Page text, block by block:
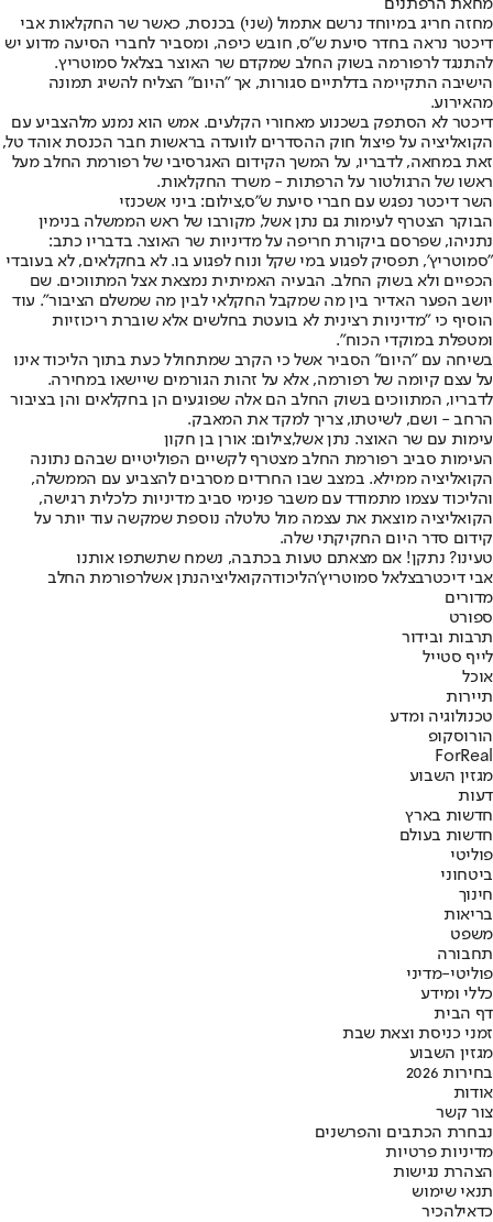
מחאת הרפתנים
מחזה חריג במיוחד נרשם אתמול (שני) בכנסת, כאשר שר החקלאות אבי
דיכטר נראה בחדר סיעת ש"ס, חובש כיפה, ומסביר לחברי הסיעה מדוע יש
להתנגד לרפורמה בשוק החלב שמקדם שר האוצר בצלאל סמוטריץ.
הישיבה התקיימה בדלתיים סגורות, אך "היום" הצליח להשיג תמונה
מהאירוע.
דיכטר לא הסתפק בשכנוע מאחורי הקלעים. אמש הוא נמנע מלהצביע עם
הקואליציה על פיצול חוק ההסדרים לוועדה בראשות חבר הכנסת אוהד טל,
זאת במחאה, לדבריו, על המשך הקידום האגרסיבי של רפורמת החלב מעל
ראשו של הרגולטור על הרפתות - משרד החקלאות.
השר דיכטר נפגש עם חברי סיעת ש"ס,צילום: ביני אשכנזי
הבוקר הצטרף לעימות גם נתן אשל, מקורבו של ראש הממשלה בנימין
נתניהו, שפרסם ביקורת חריפה על מדיניות שר האוצר. בדבריו כתב:
"סמוטריץ', תפסיק לפגוע במי שקל ונוח לפגוע בו. לא בחקלאים, לא בעובדי
הכפיים ולא בשוק החלב. הבעיה האמיתית נמצאת אצל המתווכים. שם
יושב הפער האדיר בין מה שמקבל החקלאי לבין מה שמשלם הציבור". עוד
הוסיף כי "מדיניות רצינית לא בועטת בחלשים אלא שוברת ריכוזיות
ומטפלת במוקדי הכוח".
בשיחה עם ״היום״ הסביר אשל כי הקרב שמתחולל כעת בתוך הליכוד אינו
על עצם קיומה של רפורמה, אלא על זהות הגורמים שיישאו במחירה.
לדבריו, המתווכים בשוק החלב הם אלה שפוגעים הן בחקלאים והן בציבור
הרחב - ושם, לשיטתו, צריך למקד את המאבק.
עימות עם שר האוצר. נתן אשל,צילום: אורן בן חקון
העימות סביב רפורמת החלב מצטרף לקשיים הפוליטיים שבהם נתונה
הקואליציה ממילא. במצב שבו החרדים מסרבים להצביע עם הממשלה,
והליכוד עצמו מתמודד עם משבר פנימי סביב מדיניות כלכלית רגישה,
הקואליציה מוצאת את עצמה מול טלטלה נוספת שמקשה עוד יותר על
קידום סדר היום החקיקתי שלה.
טעינו? נתקן! אם מצאתם טעות בכתבה, נשמח שתשתפו אותנו
אבי דיכטרבצלאל סמוטריץ'הליכודהקואליציהנתן אשלרפורמת החלב
מדורים
ספורט
תרבות ובידור
לייף סטייל
אוכל
תיירות
טכנולוגיה ומדע
הורוסקופ
ForReal
מגזין השבוע
דעות
חדשות בארץ
חדשות בעולם
פוליטי
ביטחוני
חינוך
בריאות
משפט
תחבורה
פוליטי-מדיני
כללי ומידע
דף הבית
זמני כניסת וצאת שבת
מגזין השבוע
בחירות 2026
אודות
צור קשר
נבחרת הכתבים והפרשנים
מדיניות פרטיות
הצהרת נגישות
תנאי שימוש
כדאילהכיר